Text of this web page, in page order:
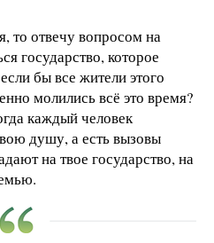
то отвечу вопросом на
государство, которое
бы все жители этого
молились всё это время?
каждый человек
душу, а есть вызовы
на твое государство, на